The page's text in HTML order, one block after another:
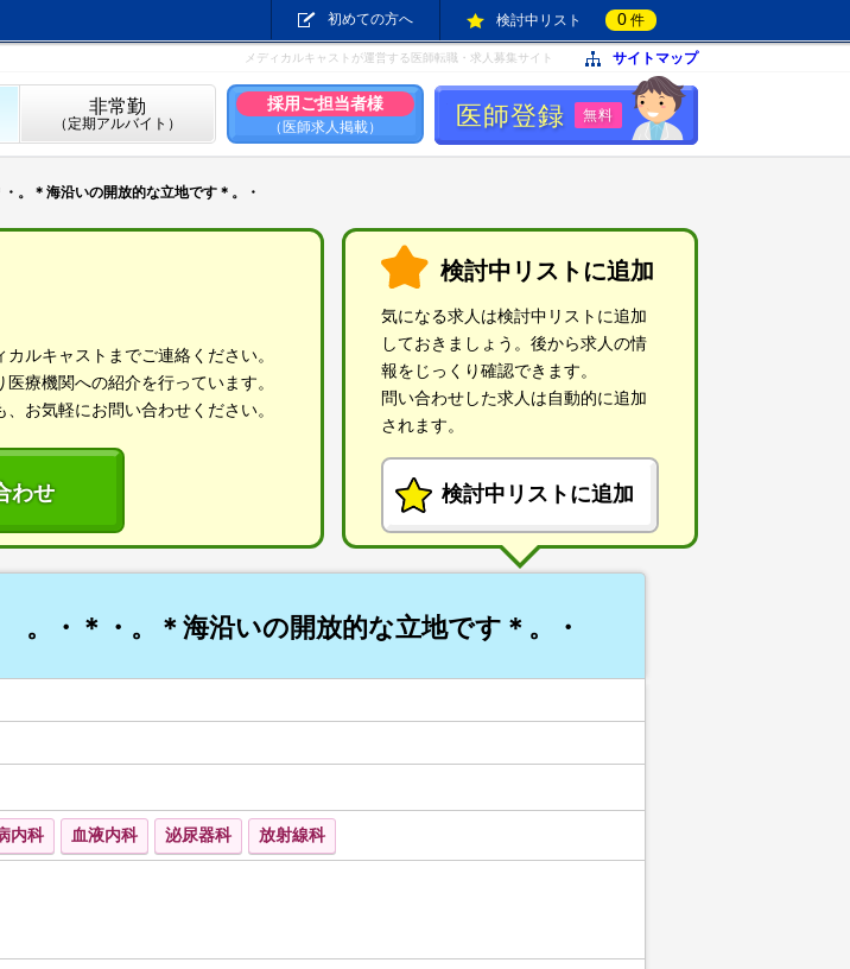
初めての方へ 検討中リスト 0 件
メディカルキャストが運営する医師転職・求人募集サイト サイトマップ
非常勤
（定期アルバイト）
採用ご担当者様
（医師求人掲載） 医師登録 無料
＊海沿いの開放的な立地です＊。・
ルキャストまでご連絡ください。
療機関への紹介を行っています。
お気軽にお問い合わせください。
わせ
検討中リストに追加
気になる求人は検討中リストに追加
しておきましょう。後から求人の情
報をじっくり確認できます。
問い合わせした求人は自動的に追加
されます。
検討中リストに追加
・＊・。＊海沿いの開放的な立地です＊。・
内科 血液内科 泌尿器科 放射線科